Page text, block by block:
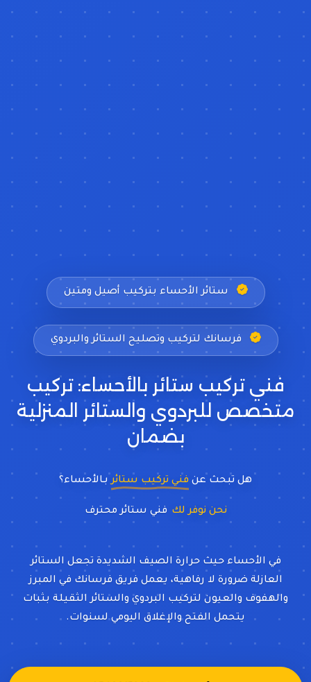
ستائر الأحساء بتركيب أصيل ومتين
فرسانك لتركيب وتصليح الستائر والبردوي
فني تركيب ستائر بالأحساء: تركيب
متخصص للبردوي والستائر المنزلية
بضمان
هل تبحث عن فني تركيب ستائربـالأحساء؟
نحن نوفر لك فني ستائر م
في الأحساء حيث حرارة الصيف الشديدة تجعل الستائر
العازلة ضرورة لا رفاهية، يعمل فريق فرسانك في المبرز
والهفوف والعيون لتركيب البردوي والستائر الثقيلة بثبات
يتحمل الفتح والإغلاق اليومي لسنوات.